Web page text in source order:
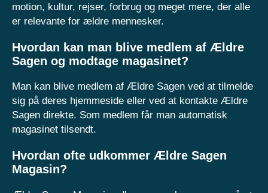
motion, kultur, rejser, forbrug og meget mere, der alle
er relevante for ældre mennesker.
Hvordan kan man blive medlem af Ældre
Sagen og modtage magasinet?
Man kan blive medlem af Ældre Sagen ved at tilmelde
sig på deres hjemmeside eller ved at kontakte Ældre
Sagen direkte. Som medlem får man automatisk
magasinet tilsendt.
Hvordan ofte udkommer Ældre Sagen
Magasin?